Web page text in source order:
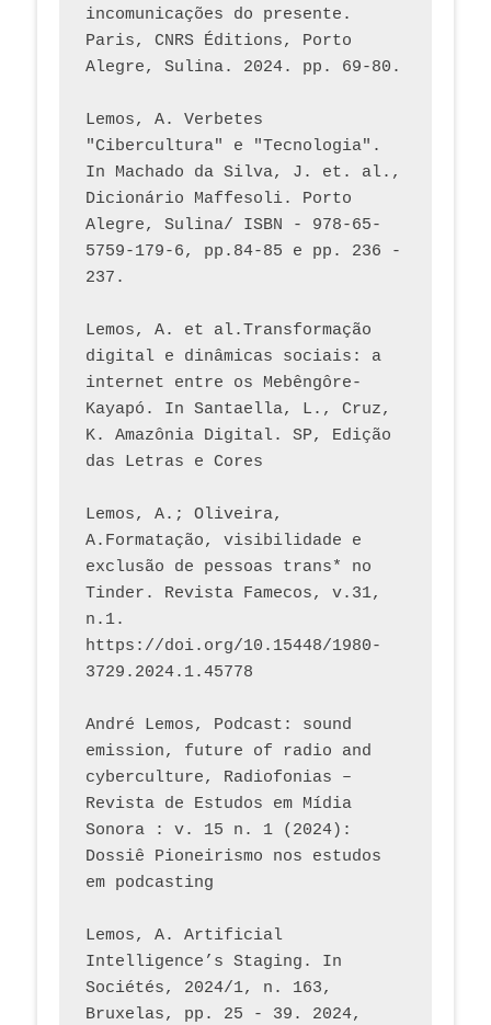
incomunicações do presente.
Paris, CNRS Éditions, Porto
Lemos, A. Verbetes
"Cibercultura" e "Tecnologia".
In Machado da Silva, J. et. al.,
Dicionário Maffesoli. Porto
Alegre, Sulina/ ISBN - 978-65-
5759-179-6, pp.84-85 e pp. 236 -
237.
Lemos, A. et al.Transformação
digital e dinâmicas sociais: a
internet entre os Mebêngôre-
Kayapó. In Santaella, L., Cruz,
K. Amazônia Digital. SP, Edição
das Letras e Cores
Lemos, A.; Oliveira,
A.Formatação, visibilidade e
exclusão de pessoas trans* no
Tinder. Revista Famecos, v.31,
n.1.
https://doi.org/10.15448/1980-
3729.2024.1.45778
André Lemos, Podcast: sound
emission, future of radio and
cyberculture, Radiofonias –
Revista de Estudos em Mídia
Sonora : v. 15 n. 1 (2024):
Dossiê Pioneirismo nos estudos
em podcasting
Lemos, A. Artificial
Intelligence’s Staging. In
Sociétés, 2024/1, n. 163,
Bruxelas, pp. 25 - 39. 2024,